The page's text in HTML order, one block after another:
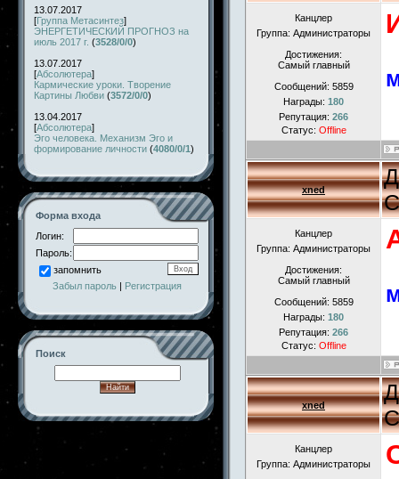
13.07.2017
[Группа Метасинтез]
ЭНЕРГЕТИЧЕСКИЙ ПРОГНОЗ на
июль 2017 г. (3528/0/0)
13.07.2017
[Абсолютера]
Кармические уроки. Творение
Картины Любви (3572/0/0)
13.04.2017
[Абсолютера]
Эго человека. Механизм Эго и
формирование личности (4080/0/1)
Форма входа
Логин:
Пароль:
запомнить
Забыл пароль | Регистрация
Поиск
Канцлер
Группа: Администраторы
Достижения:
Самый главный
Сообщений: 5859
Награды: 180
Репутация: 266
Статус: Offline
xned
Канцлер
Группа: Администраторы
Достижения:
Самый главный
Сообщений: 5859
Награды: 180
Репутация: 266
Статус: Offline
xned
Канцлер
Группа: Администраторы